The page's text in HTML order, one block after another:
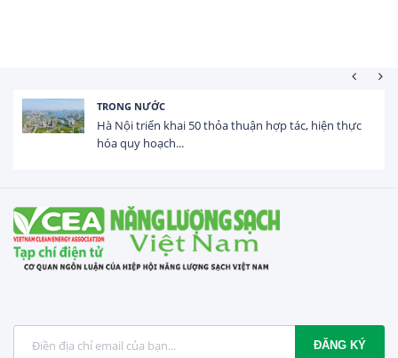
HOẠT ĐỘNG ĐẦU TƯ
Tổng vốn FDI đăng ký vào Việt Nam đạt gần 25 tỷ
USD trong 5 tháng...
ĐĂNG KÝ